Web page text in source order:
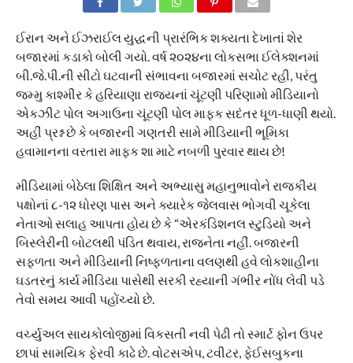
ઈરાન અને ઈઝરાઈલ યુદ્ધની પ્રારંભિક શક્યતા દેખાતાં શેર
બજારમાં કડાકો બોલી ગયો. વર્ષ ૨૦૨૪ના લોકસભા ઈલેક્શનમાં
બી.જે.પી.ની સીટો ઘટવાની સંભાવના બજારમાં સચોટ રહી, પરંતુ
જમ્મુ કાશ્મીર કે હરિયાણા રાજયનાં ચૂંટણી પરિણામો મીડિયાનો
એકઝીટ પોલ અગાઉના ચૂંટણી પોલ માફક સદંતર ધૂળ-ધાણી થયો.
અહીં પ્રશ્ન છે કે બજારની ગણતરી સામે મીડિયાની ભૂમિકા
હવામાનના વરતારા માફક શા માટે નબળી પુરવાર થાય છે!
મીડિયામાં બેઠેલા શિક્ષિત અને અભ્યાસુ મહાનુભાવોને રાજકીય
પક્ષોનાં ૮-૧૨ ધોરણ પાસ અને ક્યારેક જેલવાસ ભોગવી ચૂકેલા
નેતાઓ સલાહ આપતા હોય છે કે “એરકંડિશનલ સ્ટુડિયો અને
બિસ્લેરીની બોટલથી પંડિત થવાય, રાજનેતા નહીં. બજારની
સફળતા અને મીડિયાની નિષ્ફળતાના વલણથી હવે લોકશાહીના
ઘડતરનું કાર્ય મીડિયા પાસેથી સરકી રહ્યાની ગંભીર નોંધ લેવી પડે
તેવો સમય આવી પહોંચ્યો છે.
વર્ચ્યુઅલ સાયકોલોજીમાં વિકસતી નવી પેઢી તો સ્માર્ટ ફોન ઉપર
છાપાં સામયિક ફેરવી કાઢે છે. વોટસએપ, ટવીટર, ફેઈસબુકના